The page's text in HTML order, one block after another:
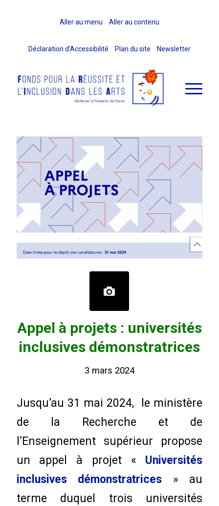
Aller au menu Aller au contenu
Déclaration d’Accessibilité Plan du site Newsletter
Appel à projets : universités
inclusives démonstratrices
3 mars 2024
Jusqu’au 31 mai 2024, le ministère
de la Recherche et de
l’Enseignement supérieur propose
un appel à projet « Universités
inclusives démonstratrices » au
terme duquel trois universités